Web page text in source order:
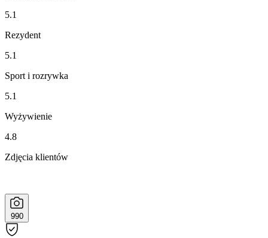
5.1
Rezydent
5.1
Sport i rozrywka
5.1
Wyżywienie
4.8
Zdjęcia klientów
990